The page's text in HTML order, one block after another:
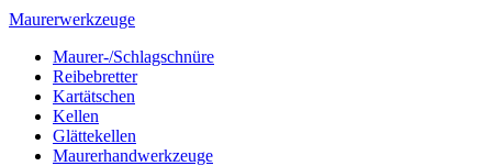
Maurerwerkzeuge
Maurer-/Schlagschnüre
Reibebretter
Kartätschen
Kellen
Glättekellen
Maurerhandwerkzeuge